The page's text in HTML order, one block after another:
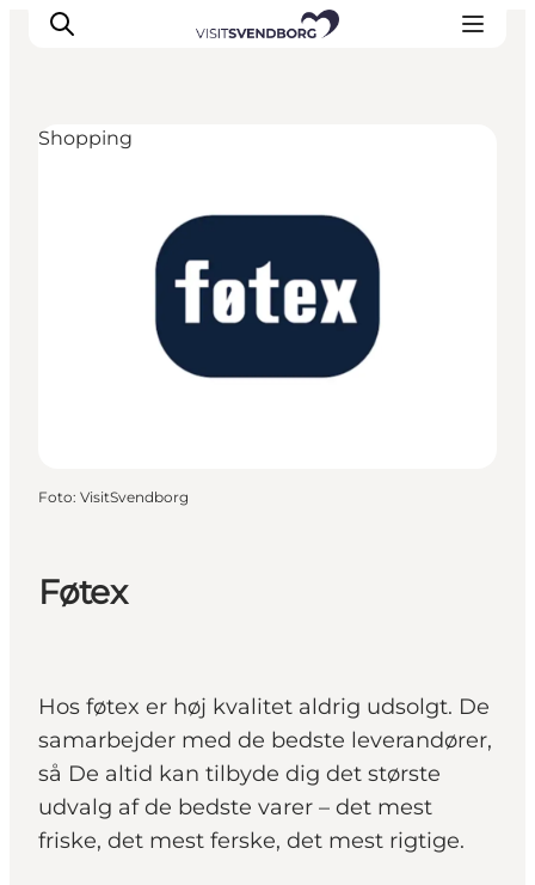
Det sker i Svendborg
Spis og drik
handelsbyen Svendborg
Overnatning
Planlæg din tur
Føtex
Hos føtex er høj kvalitet aldrig udsolgt. De
samarbejder med de bedste leverandører,
så De altid kan tilbyde dig det største
udvalg af de bedste varer – det mest
friske, det mest ferske, det mest rigtige.
Shopping
Foto: VisitSvendborg